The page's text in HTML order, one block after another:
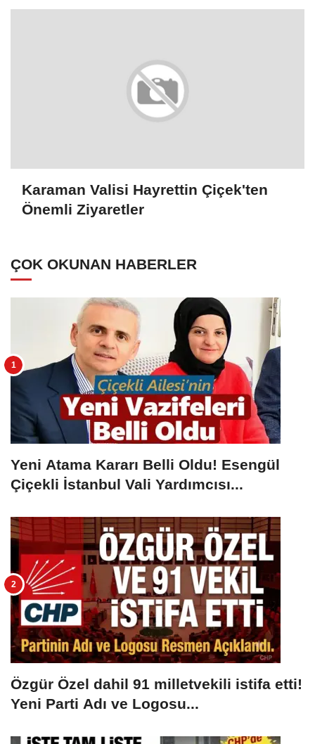
Karaman Valisi Hayrettin Çiçek'ten
Önemli Ziyaretler
ÇOK OKUNAN HABERLER
Yeni Atama Kararı Belli Oldu! Esengül
Çiçekli İstanbul Vali Yardımcısı...
Özgür Özel dahil 91 milletvekili istifa etti!
Yeni Parti Adı ve Logosu...